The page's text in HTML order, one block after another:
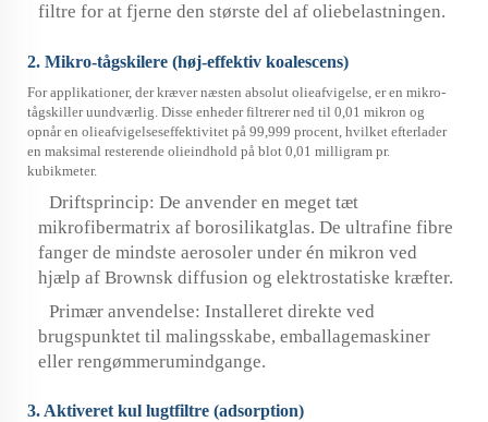
filtre for at fjerne den største del af oliebelastningen.
2. Mikro-tågskilere (høj-effektiv koalescens)
For applikationer, der kræver næsten absolut olieafvigelse, er en mikro-
tågskiller uundværlig. Disse enheder filtrerer ned til 0,01 mikron og
opnår en olieafvigelseseffektivitet på 99,999 procent, hvilket efterlader
en maksimal resterende olieindhold på blot 0,01 milligram pr.
kubikmeter.
Driftsprincip: De anvender en meget tæt
mikrofibermatrix af borosilikatglas. De ultrafine fibre
fanger de mindste aerosoler under én mikron ved
hjælp af Brownsk diffusion og elektrostatiske kræfter.
Primær anvendelse: Installeret direkte ved
brugspunktet til malingsskabe, emballagemaskiner
eller rengømmerumindgange.
3. Aktiveret kul lugtfiltre (adsorption)